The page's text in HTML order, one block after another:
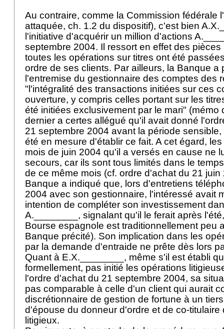
Au contraire, comme la Commission fédérale
attaquée, ch. 1.2 du dispositif), c'est bien
l'initiative d'acquérir un million d'actions
septembre 2004. Il ressort en effet des
toutes les opérations sur titres ont été
ordre de ses clients. Par ailleurs, la Banque a
l'entremise du gestionnaire des comptes des
"l'intégralité des transactions initiées sur ces
ouverture, y compris celles portant sur les
été initiées exclusivement par le mari" (mémo
dernier a certes allégué qu'il avait donné
21 septembre 2004 avant la période
été en mesure d'établir ce fait. A cet égard,
mois de juin 2004 qu'il a versés en cause ne
secours, car ils sont tous limités dans le
de ce même mois (cf. ordre d'achat du 21 juin
Banque a indiqué que, lors d'entretiens
2004 avec son gestionnaire, l'intéressé avait
intention de compléter son investissement
A.________, signalant qu'il le ferait après
Bourse espagnole est traditionnellement peu
Banque précité). Son implication dans les
par la demande d'entraide ne prête dès lors
Quant à E.X.________, même s'il est établi
formellement, pas initié les opérations
l'ordre d'achat du 21 septembre 2004, sa
pas comparable à celle d'un client qui aurait
discrétionnaire de gestion de fortune à un
d'épouse du donneur d'ordre et de co-titulaire
litigieux.